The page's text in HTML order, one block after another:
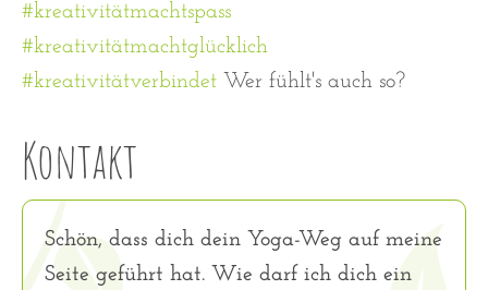
#kreativitätmachtspass
#kreativitätmachtglücklich
#kreativitätverbindet Wer fühlt's auch so?
Kontakt
Schön, dass dich dein Yoga-Weg auf meine
Seite geführt hat. Wie darf ich dich ein